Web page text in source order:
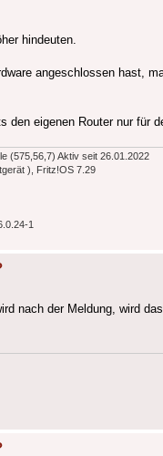
hindeuten.
angeschlossen hast,
den eigenen Router nur für
(575,56,7) Aktiv seit 26.01.2022
), Fritz!OS 7.29
1
nach der Meldung, wird